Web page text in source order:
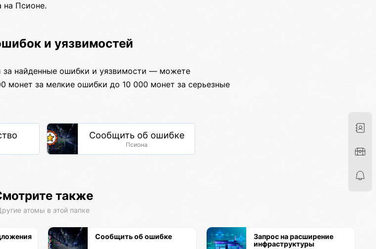
Псионе.
и уязвимостей
за найденные ошибки и уязвимости — можете
монет за мелкие ошибки до 10 000 монет за серьезные
Сообщить об ошибке
Псиона
также
атомы в этой папке
Сообщить об ошибке
Запрос на расширение
инфраструктуры